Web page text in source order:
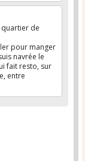
quartier de
pour manger
navrée le
fait resto, sur
entre